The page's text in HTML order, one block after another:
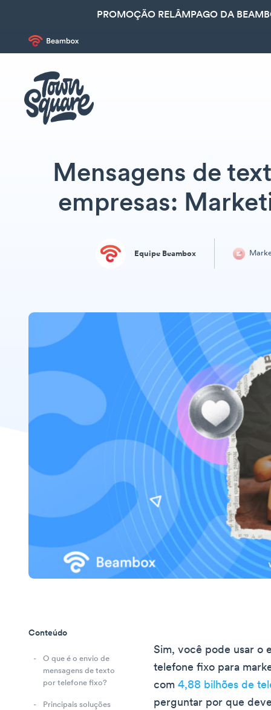
PROMOÇÃO RELÂMPAGO DA
Mensagens de
empresas:
Equipe Beambox
Conteúdo
O que é o envio de
mensagens de texto
por telefone fixo?
Principais soluções
Sim, você pode usar o
telefone fixo para
com4,88 bilhões de
perguntar por que